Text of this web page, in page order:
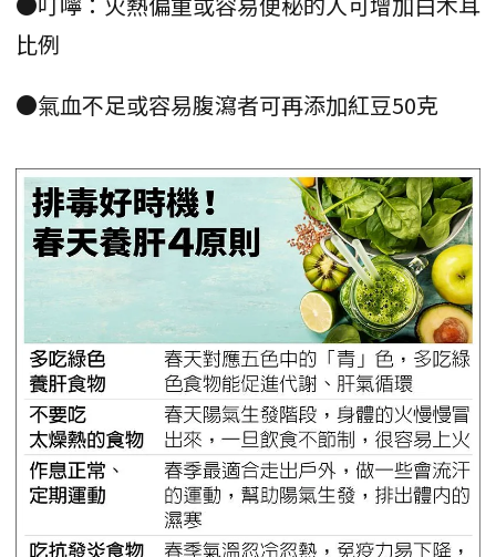
比例
●氣血不足或容易腹瀉者可再添加紅豆50克